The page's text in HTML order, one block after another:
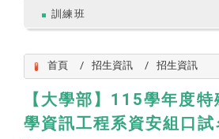
訓練班
首頁 招生資訊 招生資訊
【大學部】115學年度特
學資訊工程系資安組口